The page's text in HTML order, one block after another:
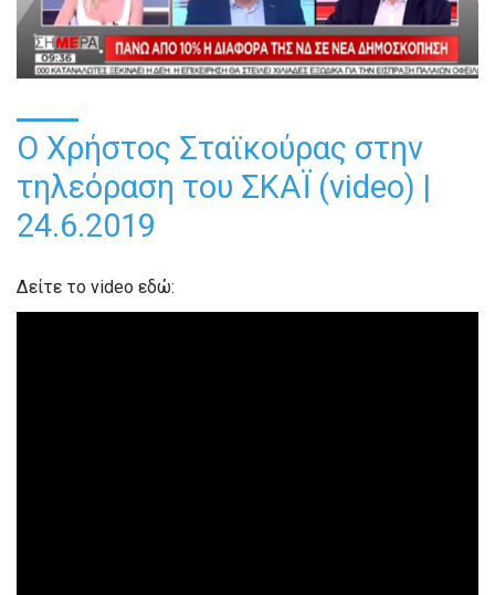
Ο Χρήστος Σταϊκούρας στην
τηλεόραση του ΣΚΑΪ (video) |
24.6.2019
Δείτε το video εδώ: